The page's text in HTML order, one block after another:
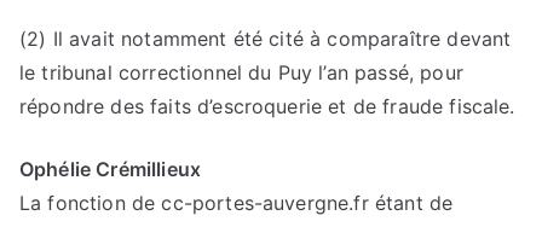
(2) Il avait notamment été cité à comparaître devant
le tribunal correctionnel du Puy l’an passé, pour
répondre des faits d’escroquerie et de fraude fiscale.
Ophélie Crémillieux
La fonction de cc-portes-auvergne.fr étant de